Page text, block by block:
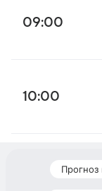
09:00
10:00